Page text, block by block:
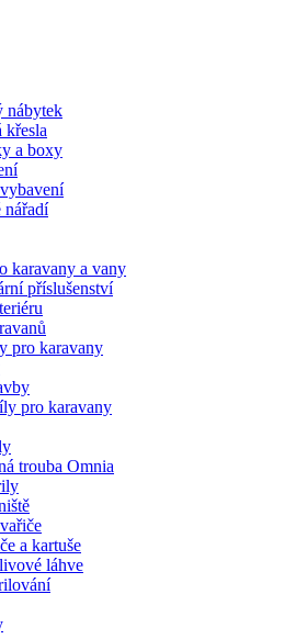
nábytek
křesla
a boxy
nářadí
karavany a vany
příslušenství
pro karavany
pro karavany
trouba Omnia
a kartuše
láhve